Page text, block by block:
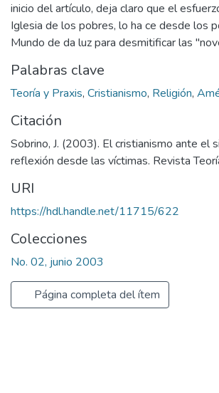
inicio del artículo, deja claro que el
Iglesia de los pobres, lo ha ce desde los
Mundo de da luz para desmitificar las
Palabras clave
Teoría y Praxis, Cristianismo, Religión,
Citación
Sobrino, J. (2003). El cristianismo ante el
reflexión desde las víctimas. Revista
URI
https://hdl.handle.net/11715/622
Colecciones
No. 02, junio 2003
Página completa del ítem